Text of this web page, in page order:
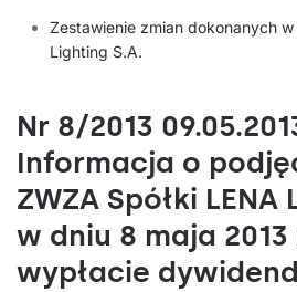
Zestawienie zmian dokonanych w
Lighting S.A.
Nr 8/2013
Informacja o
ZWZA Spółki LENA
w dniu 8 maja 2013
wypłacie